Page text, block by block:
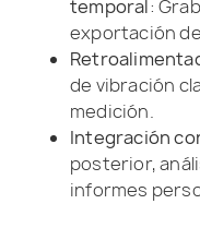
temporal:
exportación
de vibración
medición.
Integración
posterior,
informes